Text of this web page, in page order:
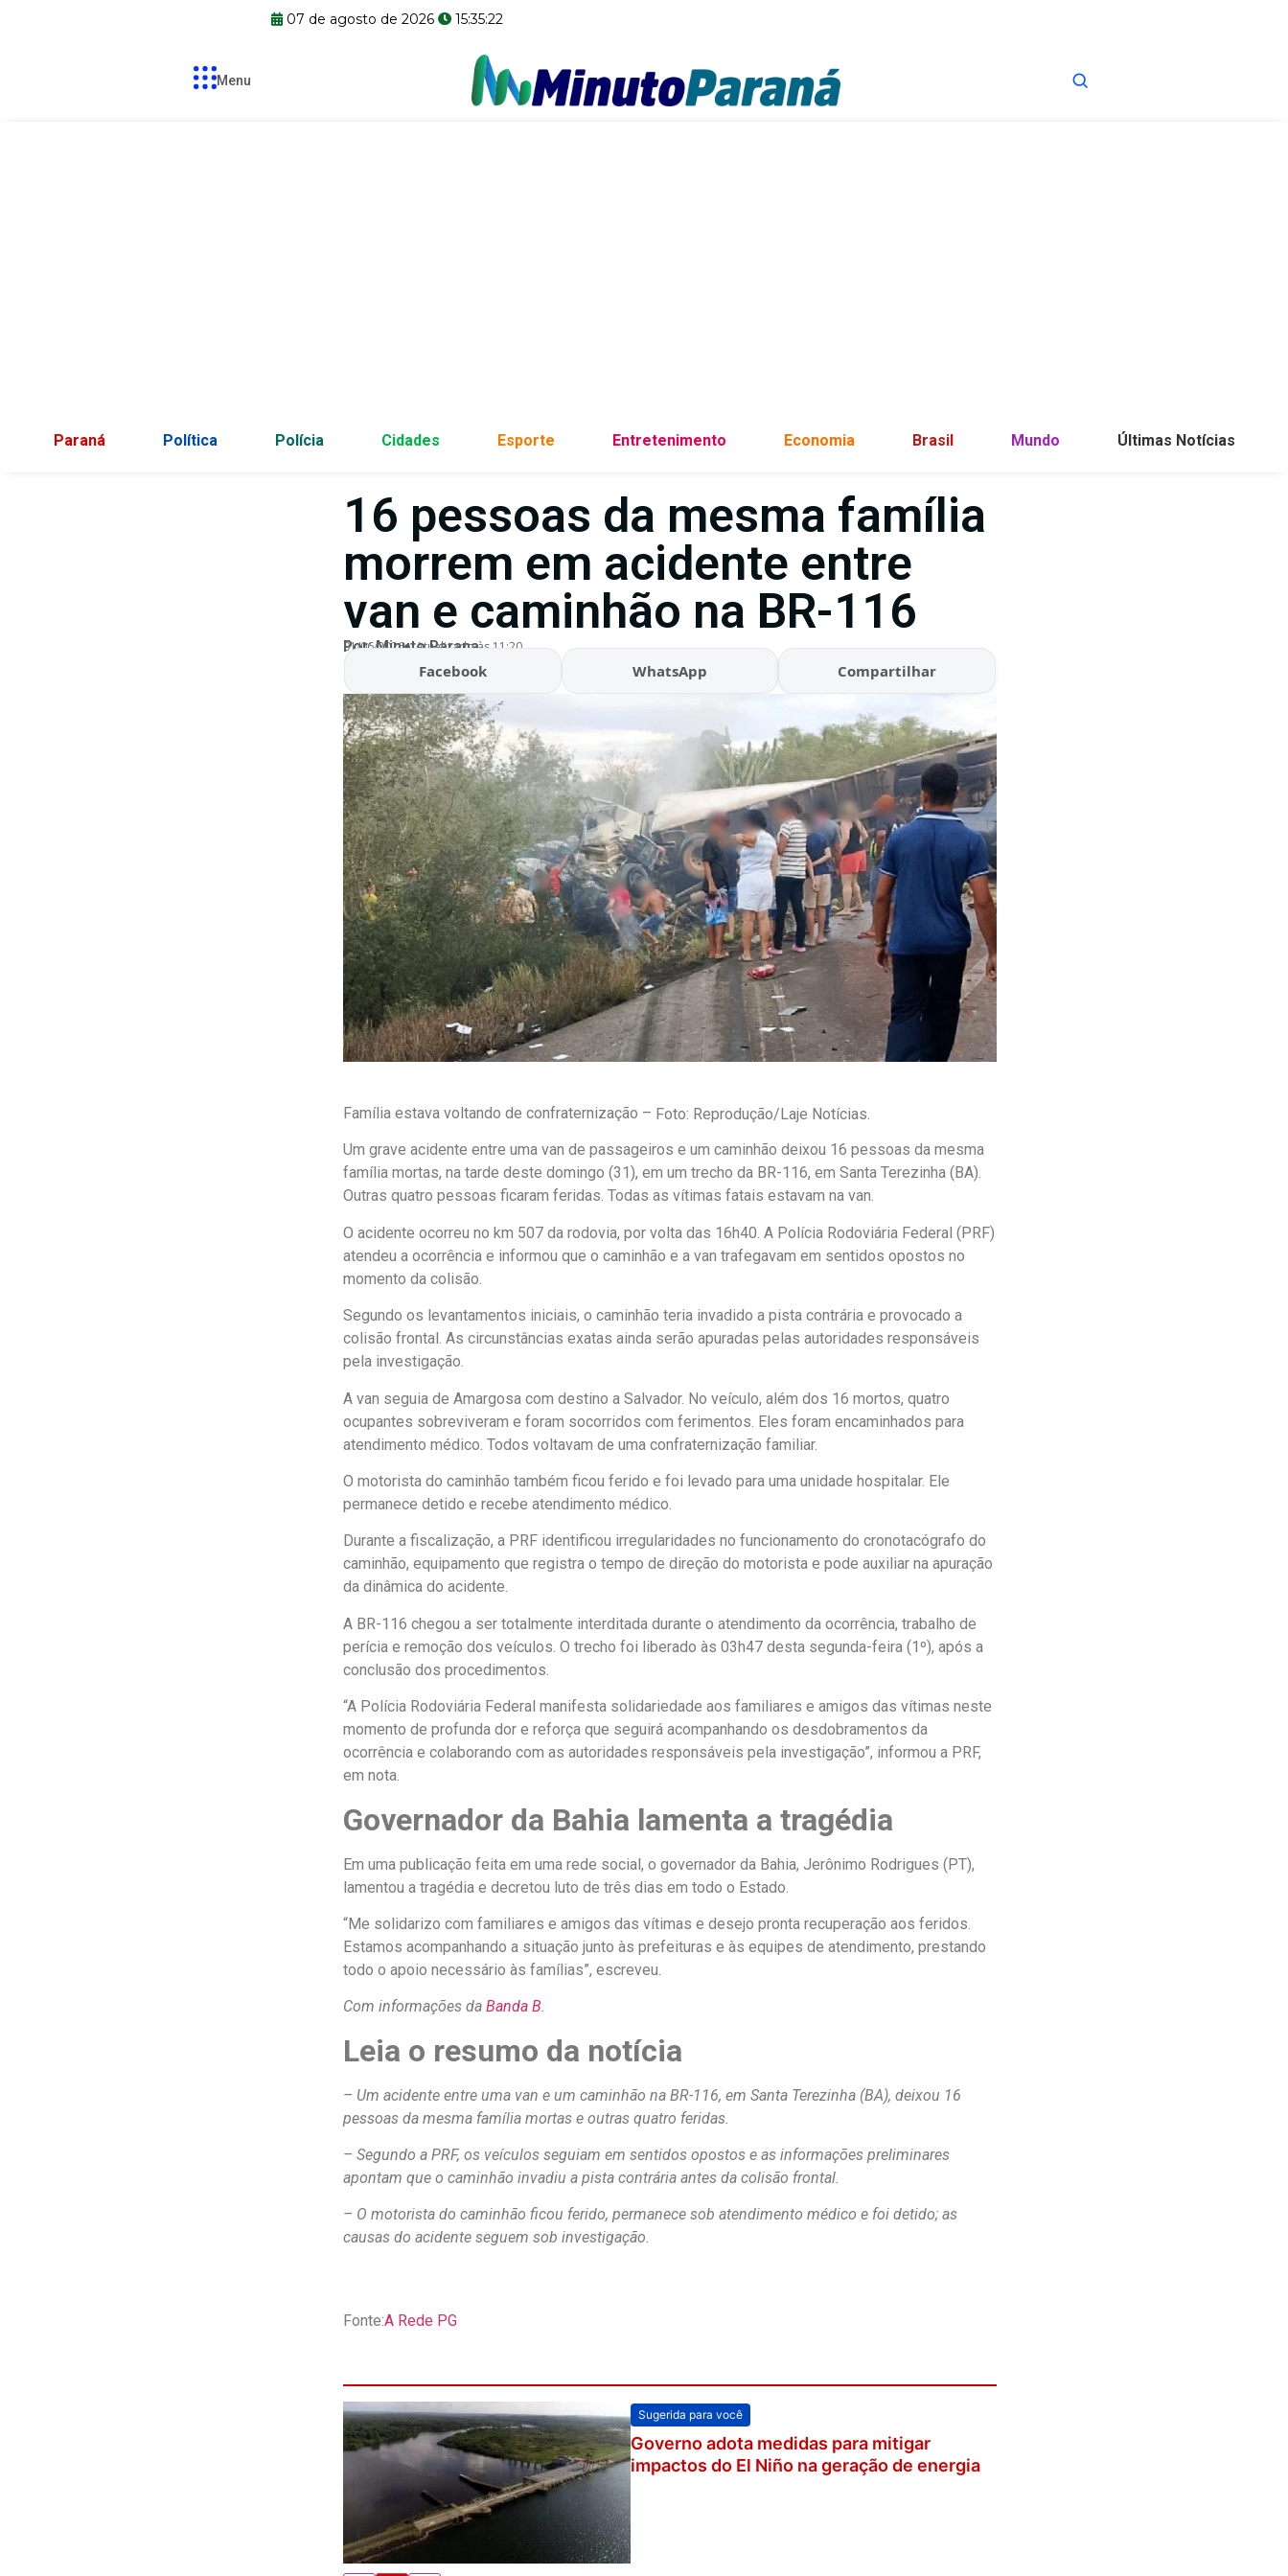
07 de agosto de 2026 15:35:23
Menu
Paraná Política Polícia Cidades Esporte Entretenimento Economia Brasil Mundo Últimas Notícias
16 pessoas da mesma família
morrem em acidente entre
van e caminhão na BR-116
Por:Minuto Parana
01/06/2026 Atualizado às 11:20
Facebook WhatsApp Compartilhar
Família estava voltando de confraternização – Foto: Reprodução/Laje Notícias.
Um grave acidente entre uma van de passageiros e um caminhão deixou 16 pessoas da mesma
família mortas, na tarde deste domingo (31), em um trecho da BR-116, em Santa Terezinha (BA).
Outras quatro pessoas ficaram feridas. Todas as vítimas fatais estavam na van.
O acidente ocorreu no km 507 da rodovia, por volta das 16h40. A Polícia Rodoviária Federal (PRF)
atendeu a ocorrência e informou que o caminhão e a van trafegavam em sentidos opostos no
momento da colisão.
Segundo os levantamentos iniciais, o caminhão teria invadido a pista contrária e provocado a
colisão frontal. As circunstâncias exatas ainda serão apuradas pelas autoridades responsáveis
pela investigação.
A van seguia de Amargosa com destino a Salvador. No veículo, além dos 16 mortos, quatro
ocupantes sobreviveram e foram socorridos com ferimentos. Eles foram encaminhados para
atendimento médico. Todos voltavam de uma confraternização familiar.
O motorista do caminhão também ficou ferido e foi levado para uma unidade hospitalar. Ele
permanece detido e recebe atendimento médico.
Durante a fiscalização, a PRF identificou irregularidades no funcionamento do cronotacógrafo do
caminhão, equipamento que registra o tempo de direção do motorista e pode auxiliar na apuração
da dinâmica do acidente.
A BR-116 chegou a ser totalmente interditada durante o atendimento da ocorrência, trabalho de
perícia e remoção dos veículos. O trecho foi liberado às 03h47 desta segunda-feira (1º), após a
conclusão dos procedimentos.
“A Polícia Rodoviária Federal manifesta solidariedade aos familiares e amigos das vítimas neste
momento de profunda dor e reforça que seguirá acompanhando os desdobramentos da
ocorrência e colaborando com as autoridades responsáveis pela investigação”, informou a PRF,
em nota.
Governador da Bahia lamenta a tragédia
Em uma publicação feita em uma rede social, o governador da Bahia, Jerônimo Rodrigues (PT),
lamentou a tragédia e decretou luto de três dias em todo o Estado.
“Me solidarizo com familiares e amigos das vítimas e desejo pronta recuperação aos feridos.
Estamos acompanhando a situação junto às prefeituras e às equipes de atendimento, prestando
todo o apoio necessário às famílias”, escreveu.
Com informações da Banda B.
Leia o resumo da notícia
– Um acidente entre uma van e um caminhão na BR-116, em Santa Terezinha (BA), deixou 16
pessoas da mesma família mortas e outras quatro feridas.
– Segundo a PRF, os veículos seguiam em sentidos opostos e as informações preliminares
apontam que o caminhão invadiu a pista contrária antes da colisão frontal.
– O motorista do caminhão ficou ferido, permanece sob atendimento médico e foi detido; as
causas do acidente seguem sob investigação.
Fonte:A Rede PG
Sugerida para você
Governo adota medidas para mitigar
impactos do El Niño na geração de energia